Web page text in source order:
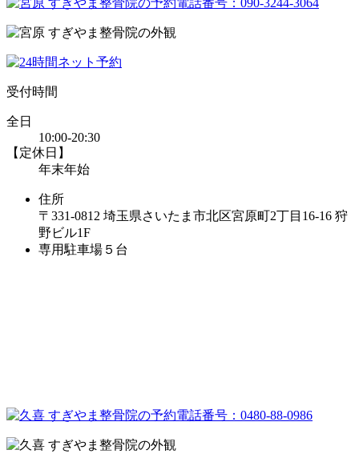
受付時間
全日
10:00-20:30
【定休日】
年末年始
住所
〒331-0812 埼玉県さいたま市北区宮原町2丁目16-16 狩
野ビル1F
専用駐車場５台